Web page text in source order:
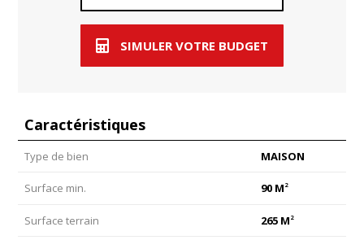
SIMULER VOTRE BUDGET
Caractéristiques
Type de bien MAISON
Surface min. 90 M 2
Surface terrain 265 M 2